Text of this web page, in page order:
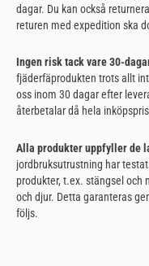
dagar. Du kan också
returen med expedition ska
Ingen risk tack vare 30-
fjäderfäprodukten trots allt
oss inom 30 dagar efter
återbetalar då hela
Alla produkter uppfyller de
jordbruksutrustning har
produkter, t.ex. stängsel och
och djur. Detta garanteras
följs.